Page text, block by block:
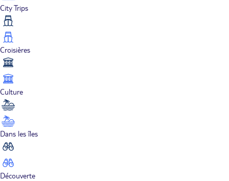
City Trips
Croisières
Culture
Dans les îles
Découverte